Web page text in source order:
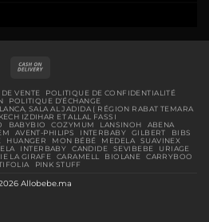
Delivery
VENTE
POLITIQUE DE CONFIDENTIALITÉ
POLITIQUE D’ÉCHANGE
SALA AL JADIDA ( RÉGION RABAT TEMARA
IZDIHAR ET ALLAL FASSI
BABYBIO COZYMUM LANSINOH
ABENA
AVENT-PHILIPS INTERBABY GILBERT
BIBS
HUANGER MON BÉBÉ MEDELA
SUAVINEX
INTERBABY CANDIDE SEVIBEBE
URIAGE
LA GIRAFE CARAMELL BIOLANE
CARRYBOO
PINK STUFF
Allobebe.ma